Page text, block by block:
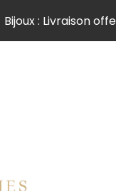
Bijoux : Livraison